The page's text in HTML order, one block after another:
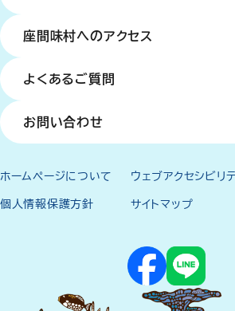
座間味村へのアクセス
よくあるご質問
お問い合わせ
ホームページについて ウェブアクセシビリ
個人情報保護方針 サイトマップ